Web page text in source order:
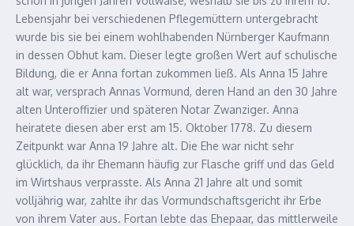
Lebensjahr bei verschiedenen Pflegemüttern untergebracht
wurde bis sie bei einem wohlhabenden Nürnberger Kaufmann
in dessen Obhut kam. Dieser legte großen Wert auf schulische
Bildung, die er Anna fortan zukommen ließ. Als Anna 15 Jahre
alt war, versprach Annas Vormund, deren Hand an den 30 Jahre
alten Unteroffizier und späteren Notar Zwanziger. Anna
heiratete diesen aber erst am 15. Oktober 1778. Zu diesem
Zeitpunkt war Anna 19 Jahre alt. Die Ehe war nicht sehr
glücklich, da ihr Ehemann häufig zur Flasche griff und das Geld
im Wirtshaus verprasste. Als Anna 21 Jahre alt und somit
volljährig war, zahlte ihr das Vormundschaftsgericht ihr Erbe
von ihrem Vater aus. Fortan lebte das Ehepaar, das mittlerweile